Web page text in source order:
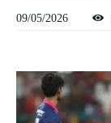
09/05/2026